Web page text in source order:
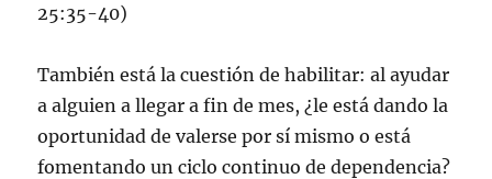
25:35-40)
También está la cuestión de habilitar: al ayudar
a alguien a llegar a fin de mes, ¿le está dando la
oportunidad de valerse por sí mismo o está
fomentando un ciclo continuo de dependencia?